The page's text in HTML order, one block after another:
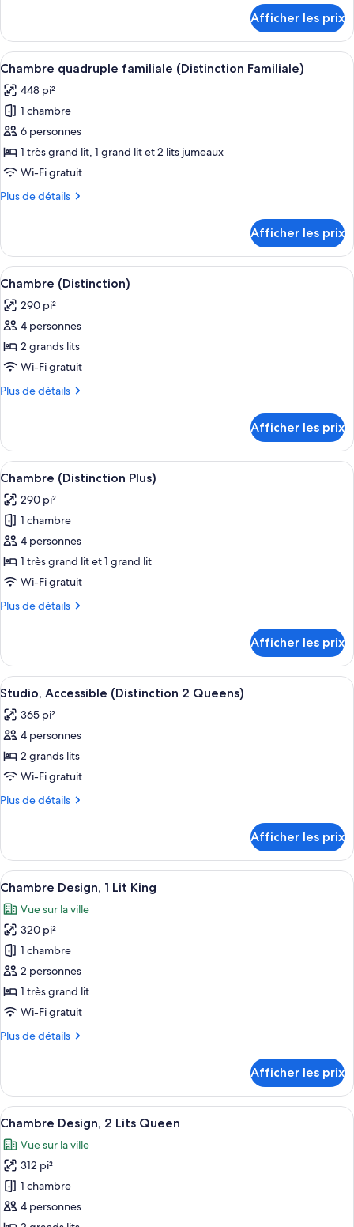
très
grand
lit
Suite,
très
lit
Afficher les prix
Afficher
toutes
les
photos
pour
ce
type
chambre :
familiale
(Distinction
Familiale)
Une chambre d’hôtel avec deux
11
Chambre quadruple familiale (Distinction Familiale)
448 pi²
1 chambre
6 personnes
1 très grand lit, 1 grand lit et 2 lits jumeaux
Wi-Fi gratuit
Plus de détails
Plus
Chambre
quadruple
familiale
Familiale)
Afficher les prix
Afficher
toutes
les
photos
pour
ce
type
Chambre
(Distinction)
Une chambre d’hôtel moderne
10
Chambre (Distinction)
290 pi²
4 personnes
2 grands lits
Wi-Fi gratuit
Plus de détails
Plus
Chambre
(Distinction)
Afficher les prix
Afficher
toutes
les
photos
pour
ce
type
chambre :
Plus)
Un espace de vie compact
6
Chambre (Distinction Plus)
290 pi²
1 chambre
4 personnes
1 très grand lit et 1 grand lit
Wi-Fi gratuit
Plus de détails
Plus
Chambre
(Distinction
Plus)
Afficher les prix
Afficher
toutes
les
photos
pour
ce
type
Studio,
Accessible
(Distinction
2
Queens)
Une chambre d’hôtel moderne
7
Studio, Accessible (Distinction 2 Queens)
365 pi²
4 personnes
2 grands lits
Wi-Fi gratuit
Plus de détails
Plus
Studio,
Accessible
(Distinction
Queens)
Afficher les prix
Afficher
toutes
les
photos
pour
ce
type
de
chambre :
Chambre
Lit
King
Une chambre d’hôtel moderne
12
Chambre Design, 1 Lit King
Vue sur la ville
320 pi²
1 chambre
2 personnes
1 très grand lit
Wi-Fi gratuit
Plus de détails
Plus
Chambre
Design,
1
King
Afficher les prix
Afficher
toutes
les
photos
pour
ce
Une chambre d’hôtel avec deux lits,
13
Chambre Design, 2 Lits Queen
Vue sur la ville
312 pi²
1 chambre
4 personnes